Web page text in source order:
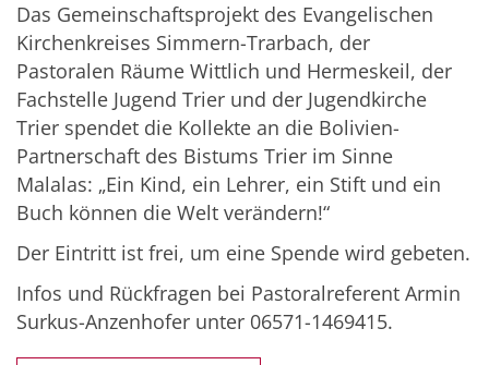
Das Gemeinschaftsprojekt des Evangelischen
Kirchenkreises Simmern-Trarbach, der
Pastoralen Räume Wittlich und Hermeskeil, der
Fachstelle Jugend Trier und der Jugendkirche
Trier spendet die Kollekte an die Bolivien-
Partnerschaft des Bistums Trier im Sinne
Malalas: „Ein Kind, ein Lehrer, ein Stift und ein
Buch können die Welt verändern!“
Der Eintritt ist frei, um eine Spende wird gebeten.
Infos und Rückfragen bei Pastoralreferent Armin
Surkus-Anzenhofer unter 06571-1469415.